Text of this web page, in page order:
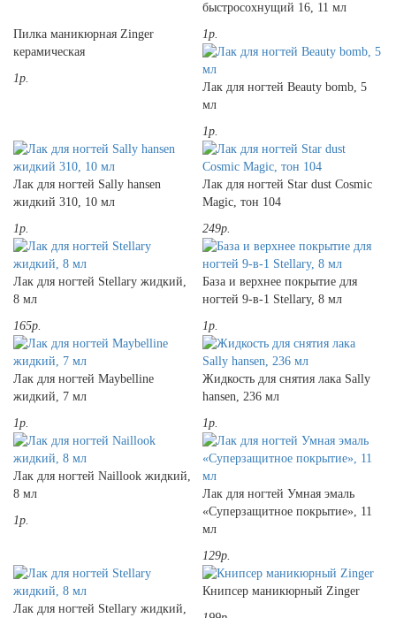
Пилка маникюрная Zinger
керамическая
1р.
быстросохнущий 16, 11 мл
1р.
Лак для ногтей Beauty bomb, 5
мл
1р.
Лак для ногтей Sally hansen
жидкий 310, 10 мл
1р.
Лак для ногтей Star dust Cosmic
Magic, тон 104
249р.
Лак для ногтей Stellary жидкий,
8 мл
165р.
База и верхнее покрытие для
ногтей 9-в-1 Stellary, 8 мл
1р.
Лак для ногтей Maybelline
жидкий, 7 мл
1р.
Жидкость для снятия лака Sally
hansen, 236 мл
1р.
Лак для ногтей Naillook жидкий,
8 мл
1р.
Лак для ногтей Умная эмаль
«Суперзащитное покрытие», 11
мл
129р.
Лак для ногтей Stellary жидкий,
Книпсер маникюрный Zinger